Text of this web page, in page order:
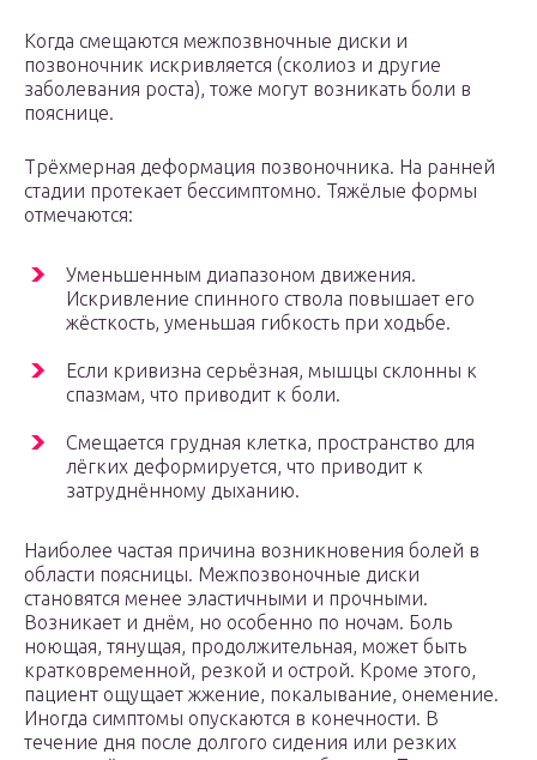
Когда смещаются межпозвночные диски и
позвоночник искривляется (сколиоз и другие
заболевания роста), тоже могут возникать боли в
пояснице.
Трёхмерная деформация позвоночника. На ранней
стадии протекает бессимптомно. Тяжёлые формы
отмечаются:
Уменьшенным диапазоном движения.
Искривление спинного ствола повышает его
жёсткость, уменьшая гибкость при ходьбе.
Если кривизна серьёзная, мышцы склонны к
спазмам, что приводит к боли.
Смещается грудная клетка, пространство для
лёгких деформируется, что приводит к
затруднённому дыханию.
Наиболее частая причина возникновения болей в
области поясницы. Межпозвоночные диски
становятся менее эластичными и прочными.
Возникает и днём, но особенно по ночам. Боль
ноющая, тянущая, продолжительная, может быть
кратковременной, резкой и острой. Кроме этого,
пациент ощущает жжение, покалывание, онемение.
Иногда симптомы опускаются в конечности. В
течение дня после долгого сидения или резких